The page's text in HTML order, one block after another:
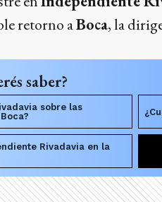
retorno aBoca, la
saber?
sobre las
Rivadavia en la